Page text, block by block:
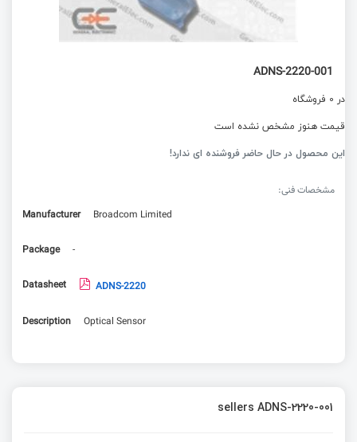
ADNS-2220-001
در 0 فروشگاه
قیمت هنوز مشخص نشده است
این محصول در حال حاضر فروشنده ای ندارد!
مشخصات فنی:
Manufacturer
Broadcom Limited
Package -
Datasheet ADNS-2220
Description Optical Sensor
sellers ADNS-2220-001